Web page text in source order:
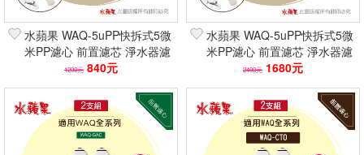
水蘋果 WAQ-5uPP快拆式5微
米PP濾心 前置濾芯 淨水器濾
心 (4入組)
1200元 840元
水蘋果 WAQ-5uPP快拆式5微
米PP濾心 前置濾芯 淨水器濾
心 (8入組)
2400元 1680元